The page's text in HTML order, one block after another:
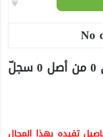
No
تفيده بهذا المجال